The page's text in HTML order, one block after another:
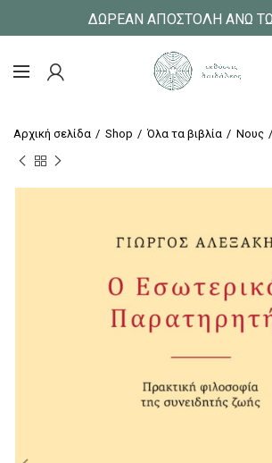
ΔΩΡΕΑΝ ΑΠΟΣΤΟΛΗ ΑΝΩ
Αρχική σελίδα Shop Όλα τα βιβλία Νους